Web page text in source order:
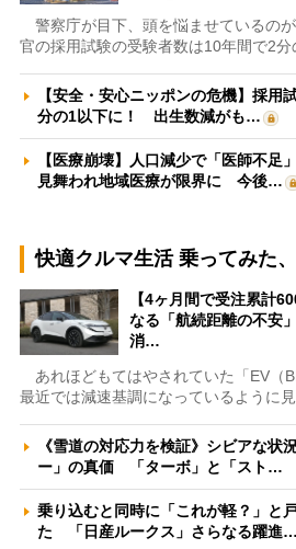
警察庁が目下、頭を悩ませているの
官の採用試験の受験者数は10年間で2
【安全・安心ニッポンの危機】採用
分の1以下に！ 出生数減がも…
【医療崩壊】人口減少で「医師不足
見舞われ地域医療が限界に 今後…
快適クルマ生活 乗ってみた
【4ヶ月間で受注累計
なる「航続距離の不安
消…
あれほどもてはやされていた「EV（
最近では減速基調になっているように
《雪道の対応力を検証》シビアな状
ー」の真価 「ターボ」と「スト…
乗り込むと同時に「これが軽？」と
た 「日産ルークス」さらなる躍進…